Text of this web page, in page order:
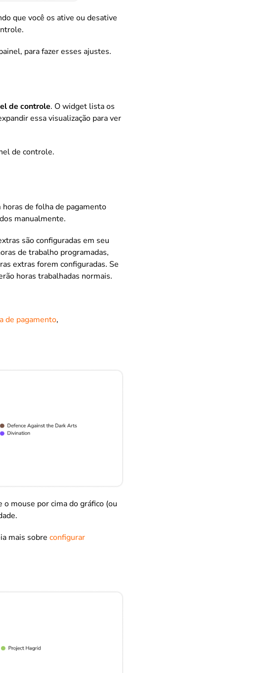
que você os ative ou desative
para fazer esses ajustes.
de controle. O widget lista os
essa visualização para ver
de controle.
de folha de pagamento
manualmente.
são configuradas em seu
de trabalho programadas,
extras forem configuradas. Se
horas trabalhadas normais.
de pagamento,
mouse por cima do gráfico (ou
mais sobre configurar